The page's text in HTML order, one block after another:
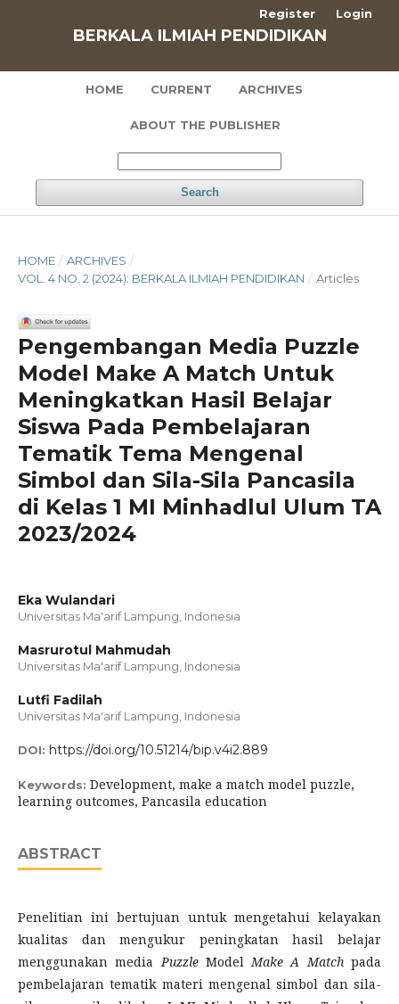
BERKALA ILMIAH PENDIDIKAN
HOME CURRENT ARCHIVES
ABOUT THE PUBLISHER
Search
Register Login
HOME / ARCHIVES /
VOL. 4 NO. 2 (2024): BERKALA ILMIAH PENDIDIKAN / Articles
Pengembangan Media Puzzle
Model Make A Match Untuk
Meningkatkan Hasil Belajar
Siswa Pada Pembelajaran
Tematik Tema Mengenal
Simbol dan Sila-Sila Pancasila
di Kelas 1 MI Minhadlul Ulum TA
2023/2024
Eka Wulandari
Universitas Ma'arif Lampung, Indonesia
Masrurotul Mahmudah
Universitas Ma'arif Lampung, Indonesia
Lutfi Fadilah
Universitas Ma'arif Lampung, Indonesia
DOI: https://doi.org/10.51214/bip.v4i2.889
Keywords: Development, make a match model puzzle,
learning outcomes, Pancasila education
ABSTRACT
Penelitian ini bertujuan untuk mengetahui kelayakan
kualitas dan mengukur peningkatan hasil belajar
menggunakan media PuzzleModel Make A Matchpada
pembelajaran tematik materi mengenal simbol dan sila-